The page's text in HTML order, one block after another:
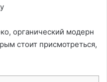
органический модерн
стоит присмотреться,